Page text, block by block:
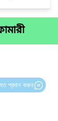
প্রদান করুন